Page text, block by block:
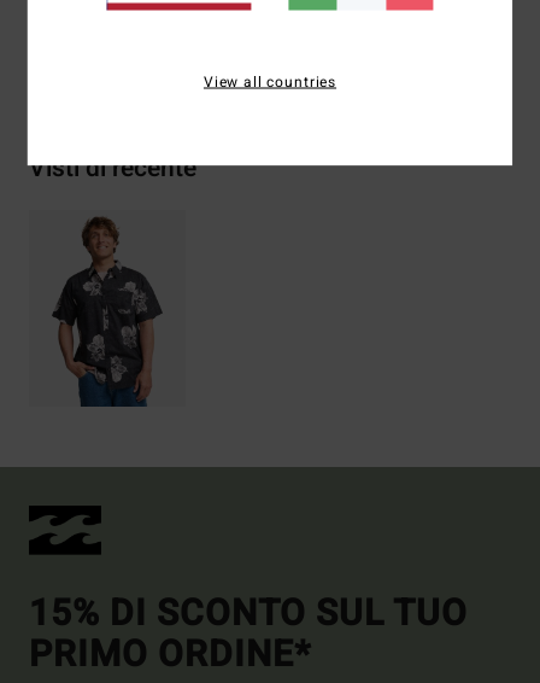
Spedizioni e Resi
Visti di recente
15% DI SCONTO SUL TUO
PRIMO ORDINE*
View all countries